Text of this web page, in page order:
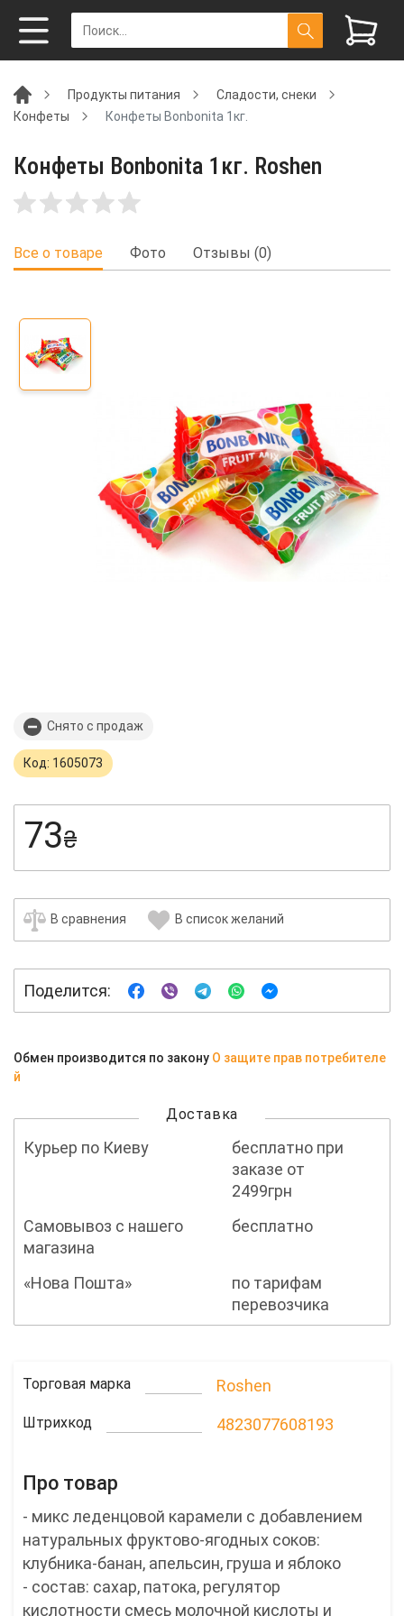
Продукты питания
Сладости, снеки
Конфеты
Конфеты Bonbonita 1кг.
Конфеты Bonbonita 1кг. Roshen
Все о товаре Фото Отзывы (0)
Снято с продаж
Код: 1605073
73₴
В сравнения В список желаний
Поделится:
Обмен производится по закону О защите прав потребителе
й
Доставка
Курьер по Киеву
бесплатно при
заказе от
2499грн
Самовывоз с нашего
магазина
бесплатно
«Нова Пошта»
по тарифам
перевозчика
Торговая марка Roshen
Штрихкод 4823077608193
Про товар
- микс леденцовой карамели с добавлением
натуральных фруктово-ягодных соков:
клубника-банан, апельсин, груша и яблоко
- состав: сахар, патока, регулятор
кислотности смесь молочной кислоты и